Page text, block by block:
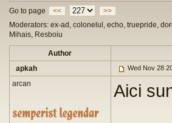
Go to page
<<
>>
Moderators: ex-ad, colonelul, echo, truepride,
Mihais, Resboiu
Author
apkah
Wed Nov 28
arcan Aici